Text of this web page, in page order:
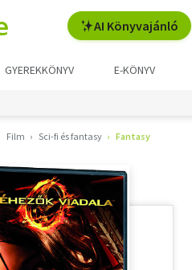
AI Könyvajánló
GYEREKKÖNYV E-KÖNYV
Film Sci-fi és fantasy Fantasy